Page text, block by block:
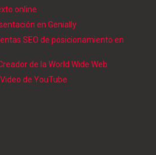
online
en Genially
SEO de posicionamiento en
de la World Wide Web
de YouTube